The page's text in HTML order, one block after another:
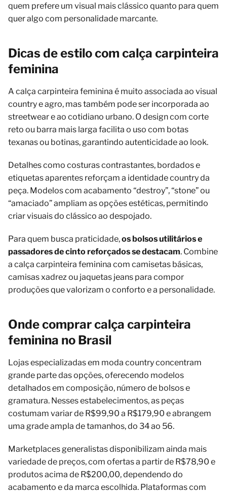
quem prefere um visual mais clássico quanto para quem
quer algo com personalidade marcante.
Dicas de estilo com calça carpinteira
feminina
A calça carpinteira feminina é muito associada ao visual
country e agro, mas também pode ser incorporada ao
streetwear e ao cotidiano urbano. O design com corte
reto ou barra mais larga facilita o uso com botas
texanas ou botinas, garantindo autenticidade ao look.
Detalhes como costuras contrastantes, bordados e
etiquetas aparentes reforçam a identidade country da
peça. Modelos com acabamento “destroy”, “stone” ou
“amaciado” ampliam as opções estéticas, permitindo
criar visuais do clássico ao despojado.
Para quem busca praticidade,os bolsos utilitários e
passadores de cinto reforçados se destacam. Combine
a calça carpinteira feminina com camisetas básicas,
camisas xadrez ou jaquetas jeans para compor
produções que valorizam o conforto e a personalidade.
Onde comprar calça carpinteira
feminina no Brasil
Lojas especializadas em moda country concentram
grande parte das opções, oferecendo modelos
detalhados em composição, número de bolsos e
gramatura. Nesses estabelecimentos, as peças
costumam variar de R$99,90 a R$179,90 e abrangem
uma grade ampla de tamanhos, do 34 ao 56.
Marketplaces generalistas disponibilizam ainda mais
variedade de preços, com ofertas a partir de R$78,90 e
produtos acima de R$200,00, dependendo do
acabamento e da marca escolhida. Plataformas com